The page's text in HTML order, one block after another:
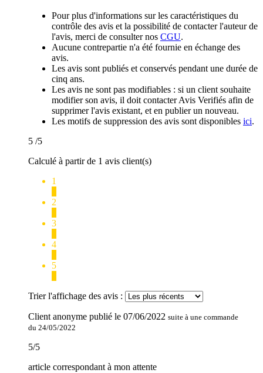
Pour plus d'informations sur les caractéristiques du
contrôle des avis et la possibilité de contacter l'auteur de
l'avis, merci de consulter nos CGU.
Aucune contrepartie n'a été fournie en échange des
avis.
Les avis sont publiés et conservés pendant une durée de
cinq ans.
Les avis ne sont pas modifiables : si un client souhaite
modifier son avis, il doit contacter Avis Verifiés afin de
supprimer l'avis existant, et en publier un nouveau.
Les motifs de suppression des avis sont disponibles ici.
5 /5
Calculé à partir de 1 avis client(s)
1
2
3
4
5
Trier l'affichage des avis :
Client anonyme publié le 07/06/2022 suite à une commande
du 24/05/2022
5/5
article correspondant à mon attente